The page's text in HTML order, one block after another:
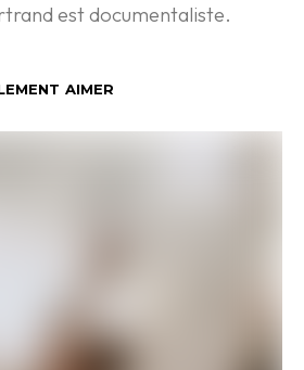
est documentaliste.
AIMER